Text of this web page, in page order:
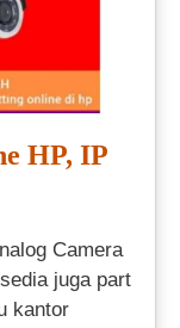
HP, IP
Camera
juga part
kantor